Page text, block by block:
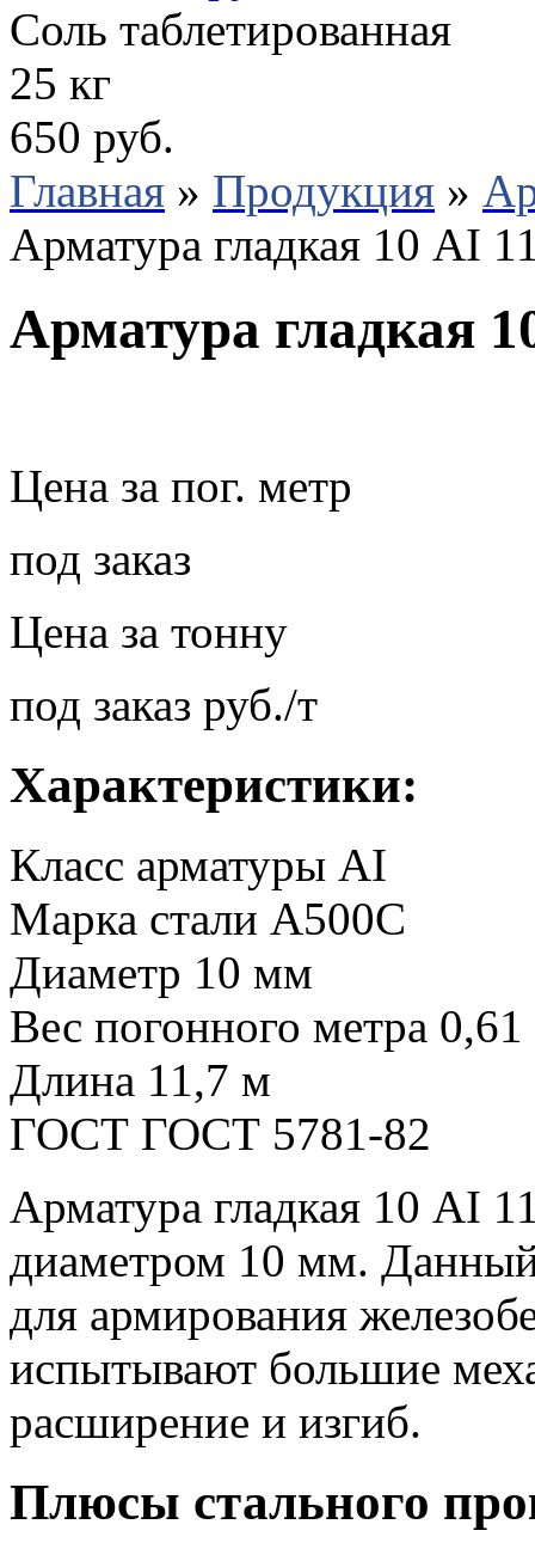
Соль таблетированная
25 кг
650 руб.
Главная » Продукция »
Арматура гладкая 10 АI
Арматура гладкая
Цена за пог. метр
под заказ
Цена за тонну
под заказ руб./т
Характеристики:
Класс арматуры AI
Марка стали А500С
Диаметр 10 мм
Вес погонного метра 0,61
Длина 11,7 м
ГОСТ ГОСТ 5781-82
Арматура гладкая 10 АI
диаметром 10 мм. Данный
для армирования
испытывают большие
расширение и изгиб.
Плюсы стального